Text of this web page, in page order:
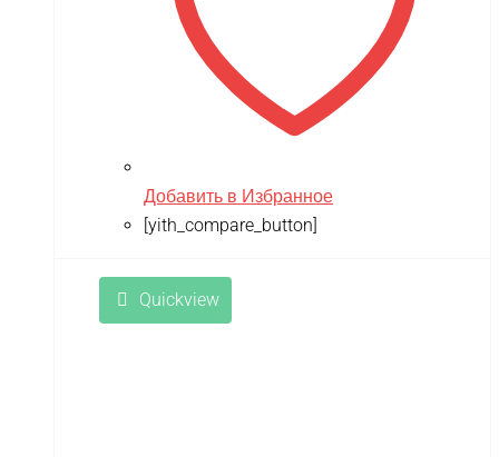
Добавить в Избранное
[yith_compare_button]
Quickview